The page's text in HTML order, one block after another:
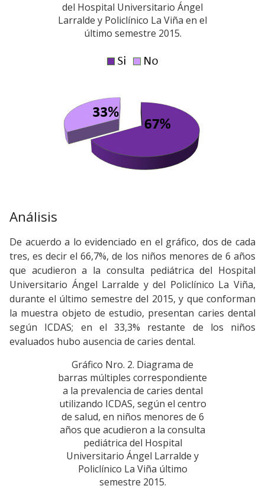
del Hospital Universitario Ángel
Larralde y Policlínico La Viña en el
último semestre 2015.
Análisis
De acuerdo a lo evidenciado en el gráfico, dos de cada
tres, es decir el 66,7%, de los niños menores de 6 años
que acudieron a la consulta pediátrica del Hospital
Universitario Ángel Larralde y del Policlínico La Viña,
durante el último semestre del 2015, y que conforman
la muestra objeto de estudio, presentan caries dental
según ICDAS; en el 33,3% restante de los niños
evaluados hubo ausencia de caries dental.
Gráfico Nro. 2. Diagrama de
barras múltiples correspondiente
a la prevalencia de caries dental
utilizando ICDAS, según el centro
de salud, en niños menores de 6
años que acudieron a la consulta
pediátrica del Hospital
Universitario Ángel Larralde y
Policlínico La Viña último
semestre 2015.